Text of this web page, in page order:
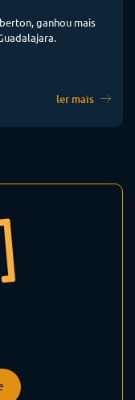
ganhou mais
ler mais